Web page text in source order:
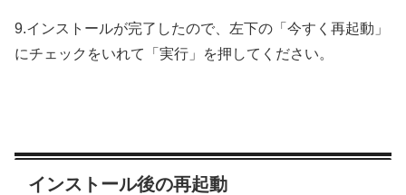
9.インストールが完了したので、左下の「今すく再起動」
にチェックをいれて「実行」を押してください。
インストール後の再起動